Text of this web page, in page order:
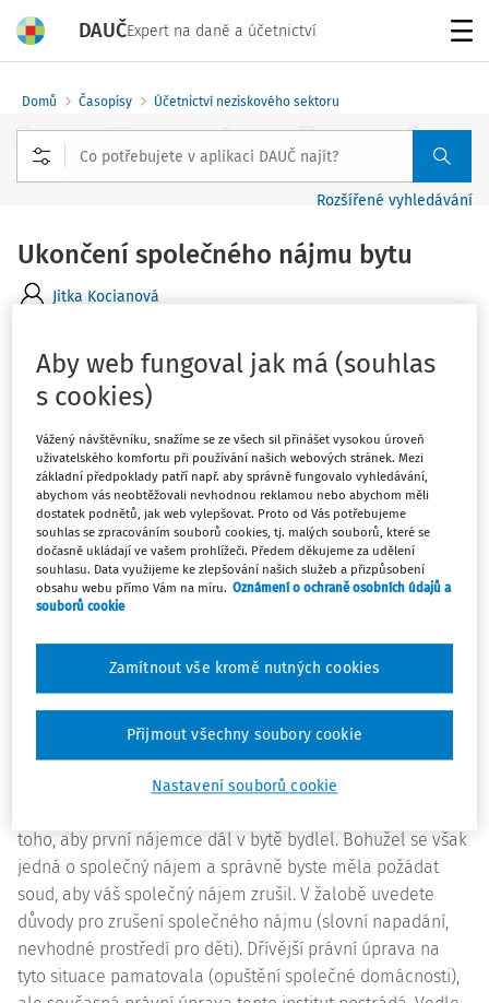
DAUČExpert na daně a účetnictví
Domů Časopisy Účetnictví neziskového sektoru
Rozšířené vyhledávání
Ukončení společného nájmu bytu
Jitka Kocianová
Zdroj :
Účetnictví neziskového sektoru
2 minuty čtení
Související dokumenty (1)
Ráda bych se zeptala, zda je možné dát výpověď ze
smlouvy o nájmu, pokud v ní figuruje více nájemců, a
jeden se chce odstěhovat. Smlouva je na dobu určitou a
má výpovědní lhůtu tři měsíce. Druhý nájemce odmítá
dohodu o odstěhování, chová se hrubě k prvnímu
nájemci i k jeho dětem. Policie však nikdy nemusela
zasahovat, jde „pouze“ o verbální agresi.
nájemců, upravuje§ 2270 NOZ . Jeden z nájemců chce
nájem ukončit výpovědí, druhý toto odmítá a z toho je
patrno, že chce dále v bytě bydlet. Druhý z nájemců si
toho, aby první nájemce dál v bytě bydlel. Bohužel se však
jedná o společný nájem a správně byste měla požádat
soud, aby váš společný nájem zrušil. V žalobě uvedete
důvody pro zrušení společného nájmu (slovní napadání,
nevhodné prostředí pro děti). Dřívější právní úprava na
tyto situace pamatovala (opuštění společné domácnosti),
Aby web fungoval jak má (souhlas
s cookies)
Vážený návštěvníku, snažíme se ze všech sil přinášet vysokou úroveň
uživatelského komfortu při používání našich webových stránek. Mezi
základní předpoklady patří např. aby správně fungovalo vyhledávání,
abychom vás neobtěžovali nevhodnou reklamou nebo abychom měli
dostatek podnětů, jak web vylepšovat. Proto od Vás potřebujeme
souhlas se zpracováním souborů cookies, tj. malých souborů, které se
dočasně ukládají ve vašem prohlížeči. Předem děkujeme za udělení
souhlasu. Data využijeme ke zlepšování našich služeb a přizpůsobení
obsahu webu přímo Vám na míru. Oznámení o ochraně osobních údajů a
souborů cookie
Nastavení souborů cookie
Zamítnout vše kromě nutných cookies
Přijmout všechny soubory cookie